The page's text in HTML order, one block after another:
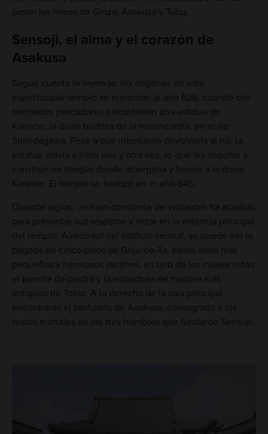
pasan las líneas de Ginza, Asakusa y Tobu.
Sensoji, el alma y el corazón de
Asakusa
Según cuenta la leyenda, los orígenes de este
espectacular templo se remontan al año 628, cuando dos
hermanos pescadores encontraron una estatua de
Kannon, la diosa budista de la misericordia, en el río
Sumidagawa. Pese a que intentaron devolverla al río, la
estatua volvía a ellos una y otra vez, lo que les impulsó a
construir un templo donde albergarla y honrar a la diosa
Kannon. El templo se finalizó en el año 645.
Durante siglos, un flujo constante de visitantes ha acudido
para presentar sus respetos y rezar en la estancia principal
del templo. Alrededor del edificio central, se puede ver la
pagoda de cinco pisos de Goju-no-To, varias salas más
pequeñas y hermosos jardines, en uno de los cuales están
el puente de piedra y la estructura de madera más
antiguos de Tokio. A la derecha de la sala principal
encontrarás el santuario de Asakusa, consagrado a los
restos mortales de los tres hombres que fundaron Sensoji.